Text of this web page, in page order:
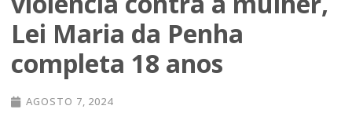
Lei Maria da Penha
completa 18 anos
AGOSTO 7, 2024